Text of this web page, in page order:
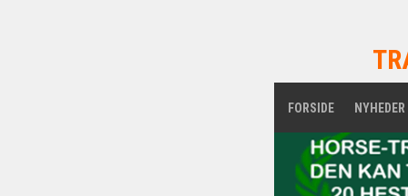
FORSIDE NYHEDER